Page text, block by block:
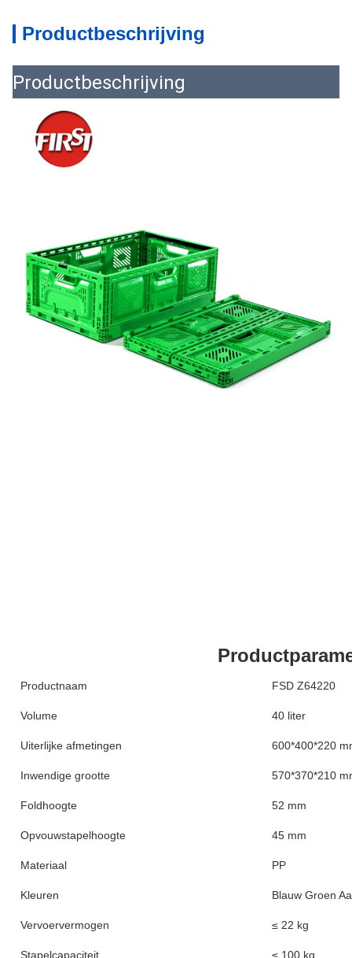
Productbeschrijving
Productbeschrijving
Productnaam FSD Z64220
Volume 40 liter
Uiterlijke afmetingen 600*400*220
Inwendige grootte 570*370*210
Foldhoogte 52 mm
Opvouwstapelhoogte 45 mm
Materiaal PP
Kleuren Blauw Groen
Vervoervermogen ≤ 22 kg
Stapelcapaciteit ≤ 100 kg